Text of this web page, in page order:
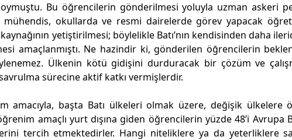
Bu öğrencilerin gönderilmesi yoluyla uzman askeri
mühendis, okullarda ve resmi dairelerde görev yapacak
yetiştirilmesi; böylelikle Batı’nın kendisinden daha
amaçlanmıştı. Ne hazindir ki, gönderilen öğrencilerin
Ülkenin kötü gidişini durduracak bir çözüm ve
sürecine aktif katkı vermişlerdir.
amacıyla, başta Batı ülkeleri olmak üzere, değişik ülkelere
amaçlı yurt dışına giden öğrencilerin yüzde 48’i Avrupa
tercih etmektedirler. Hangi niteliklere ya da yeterliklere